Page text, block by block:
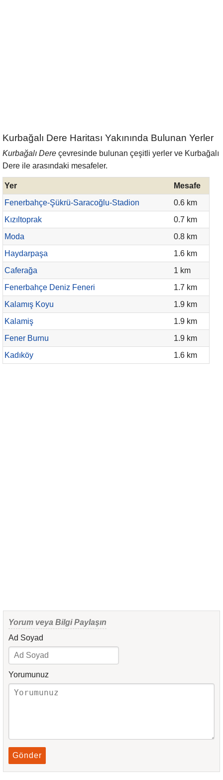
Kurbağalı Dere Haritası Yakınında Bulunan Yerler
Kurbağalı Dere çevresinde bulunan çeşitli yerler ve Kurbağalı
Dere ile arasındaki mesafeler.
Yer
Mesafe
Fenerbahçe-Şükrü-Saracoğlu-Stadion
0.6 km
Kızıltoprak
0.7 km
Moda
0.8 km
Haydarpaşa
1.6 km
Caferağa
1 km
Fenerbahçe Deniz Feneri
1.7 km
Kalamış Koyu
1.9 km
Kalamiş
1.9 km
Fener Burnu
1.9 km
Kadıköy
1.6 km
Yorum veya Bilgi Paylaşın
Ad Soyad
Yorumunuz
Gönder